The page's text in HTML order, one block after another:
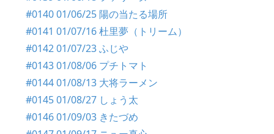
#0140 01/06/25 陽の当たる場所
#0141 01/07/16 杜里夢（トリーム）
#0142 01/07/23 ふじや
#0143 01/08/06 プチトマト
#0144 01/08/13 大将ラーメン
#0145 01/08/27 しょう太
#0146 01/09/03 きたづめ